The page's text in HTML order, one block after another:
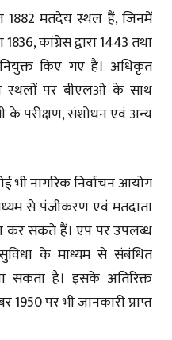
1882 मतदेय स्थल हैं, जिनमें
कांग्रेस द्वारा 1443 तथा
नियुक्त किए गए हैं। अधिकृत
स्थलों पर बीएलओ के साथ
के परीक्षण, संशोधन एवं अन्य
भी नागरिक निर्वाचन आयोग
से पंजीकरण एवं मतदाता
कर सकते हैं। एप पर उपलब्ध
के माध्यम से संबंधित
सकता है। इसके अतिरिक्त
1950 पर भी जानकारी प्राप्त